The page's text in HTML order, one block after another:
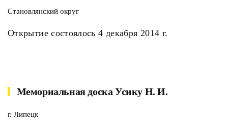
Становлянский округ
Открытие состоялось 4 декабря 2014 г.
Мемориальная доска Усику Н. И.
г. Липецк